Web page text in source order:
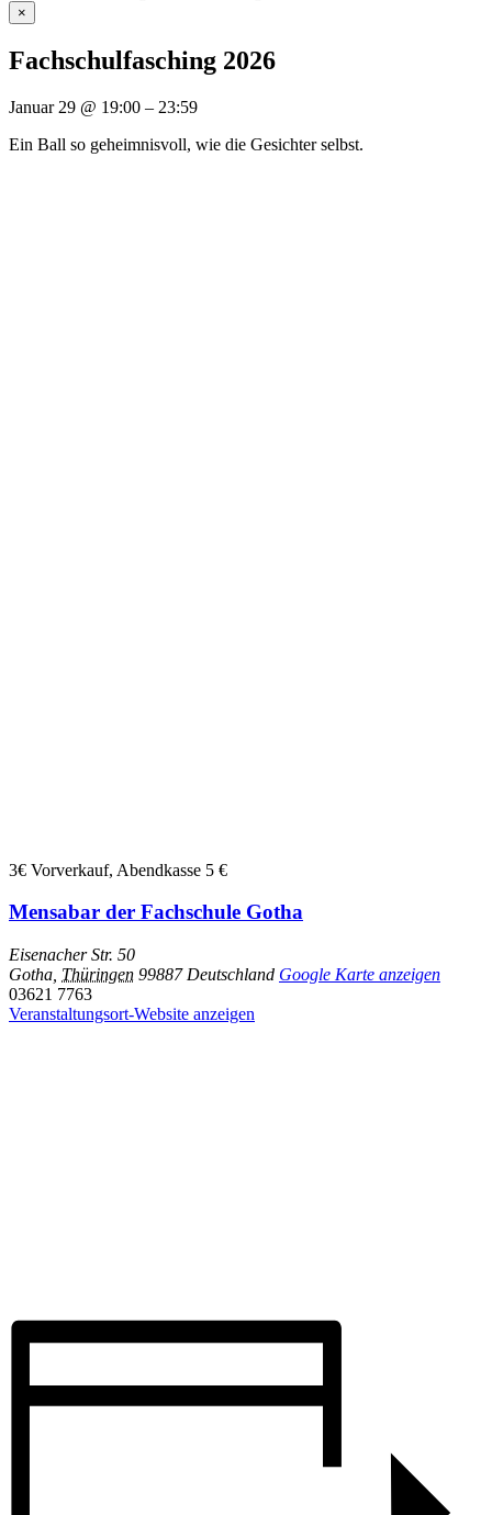
×
Fachschulfasching 2026
Januar 29 @ 19:00 – 23:59
Ein Ball so geheimnisvoll, wie die Gesichter selbst.
3€ Vorverkauf, Abendkasse 5 €
Mensabar der Fachschule Gotha
Eisenacher Str. 50
Gotha Thüringen 99887 Deutschland Google Karte anzeigen
03621 7763
Veranstaltungsort-Website anzeigen